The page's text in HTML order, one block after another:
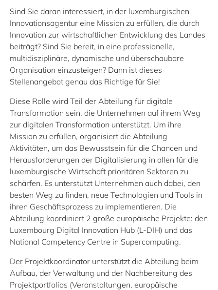
Sind Sie daran interessiert, in der luxemburgischen
Innovationsagentur eine Mission zu erfüllen, die durch
Innovation zur wirtschaftlichen Entwicklung des Landes
beiträgt? Sind Sie bereit, in eine professionelle,
multidisziplinäre, dynamische und überschaubare
Organisation einzusteigen? Dann ist dieses
Stellenangebot genau das Richtige für Sie!
Diese Rolle wird Teil der Abteilung für digitale
Transformation sein, die Unternehmen auf ihrem Weg
zur digitalen Transformation unterstützt. Um ihre
Mission zu erfüllen, organisiert die Abteilung
Aktivitäten, um das Bewusstsein für die Chancen und
Herausforderungen der Digitalisierung in allen für die
luxemburgische Wirtschaft prioritären Sektoren zu
schärfen. Es unterstützt Unternehmen auch dabei, den
besten Weg zu finden, neue Technologien und Tools in
ihren Geschäftsprozess zu implementieren. Die
Abteilung koordiniert 2 große europäische Projekte: den
Luxembourg Digital Innovation Hub (L-DIH) und das
National Competency Centre in Supercomputing.
Der Projektkoordinator unterstützt die Abteilung beim
Aufbau, der Verwaltung und der Nachbereitung des
Projektportfolios (Veranstaltungen, europäische